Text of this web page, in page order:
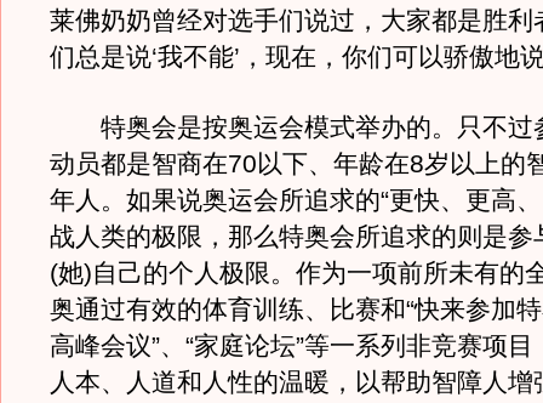
莱佛奶奶曾经对选手们说过，大家都是胜利
们总是说‘我不能’，现在，你们可以骄傲地说
特奥会是按奥运会模式举办的。只不过
动员都是智商在70以下、年龄在8岁以上的
年人。如果说奥运会所追求的“更快、更高
战人类的极限，那么特奥会所追求的则是参
(她)自己的个人极限。作为一项前所未有的
奥通过有效的体育训练、比赛和“快来参加特
高峰会议”、“家庭论坛”等一系列非竞赛项
人本、人道和人性的温暖，以帮助智障人增